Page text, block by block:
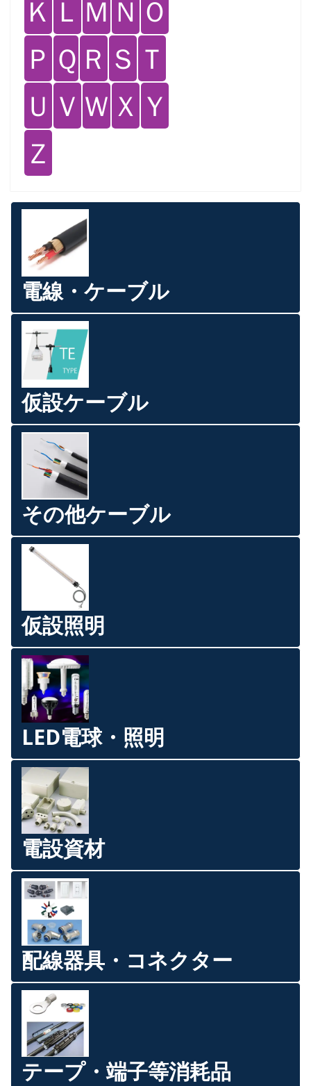
Ｋ Ｌ Ｍ Ｎ Ｏ
Ｐ Ｑ Ｒ Ｓ Ｔ
Ｕ Ｖ Ｗ Ｘ Ｙ
Ｚ
電線・ケーブル
仮設ケーブル
その他ケーブル
仮設照明
LED電球・照明
電設資材
配線器具・コネクター
テープ・端子等消耗品